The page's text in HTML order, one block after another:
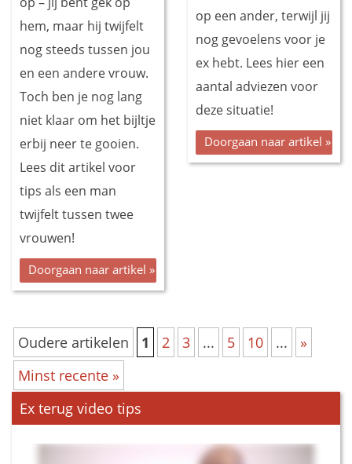
hem, maar hij twijfelt
nog steeds tussen jou
en een andere vrouw.
Toch ben je nog lang
niet klaar om het bijltje
erbij neer te gooien.
Lees dit artikel voor
tips als een man
twijfelt tussen twee
vrouwen!
Doorgaan naar artikel »
op een ander, terwijl jij
nog gevoelens voor je
ex hebt. Lees hier een
aantal adviezen voor
deze situatie!
Doorgaan naar artikel »
Oudere artikelen 1 2 3 ... 5 10 ...
»
Minst recente »
Ex terug video tips